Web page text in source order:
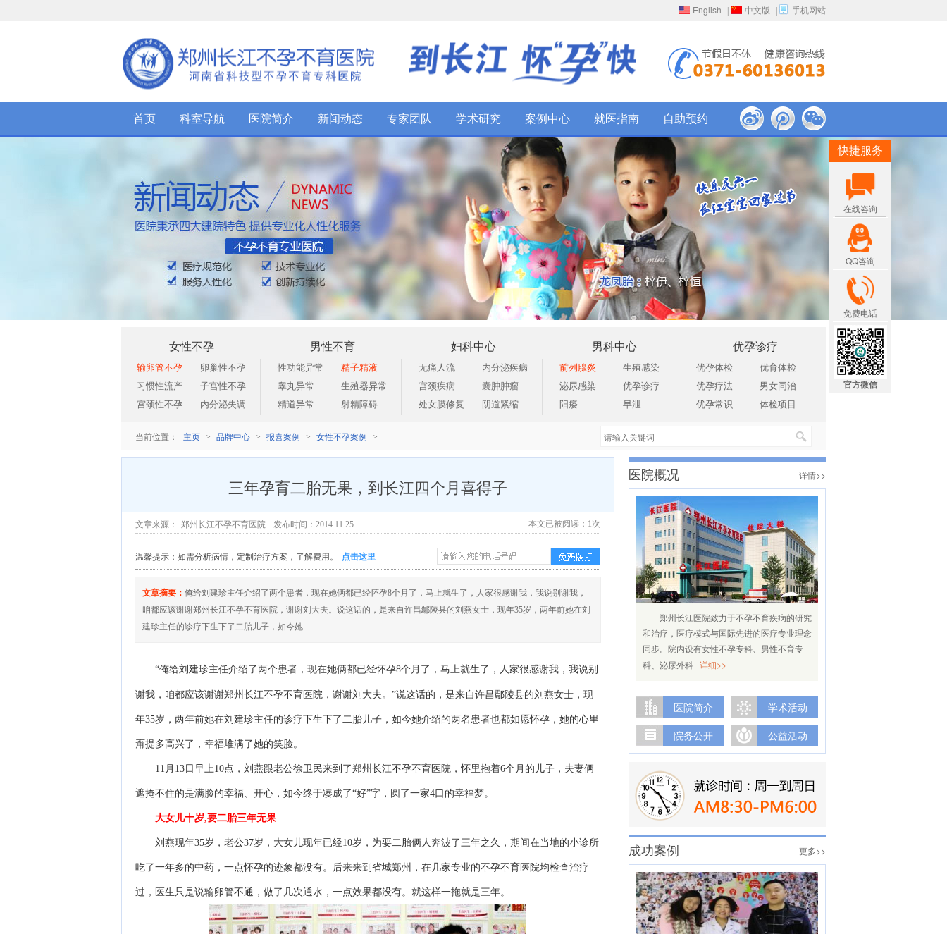
English 中文版 手机网站
首页 科室导航 医院简介 新闻动态 专家团队 学术研究 案例中心 就医指南 自助预约
女性不孕
输卵管不孕
卵巢性不孕
习惯性流产
子宫性不孕
宫颈性不孕
内分泌失调
男性不育
性功能异常
精子精液
睾丸异常
生殖器异常
精道异常
射精障碍
妇科中心
无痛人流
内分泌疾病
宫颈疾病
囊肿肿瘤
处女膜修复
阴道紧缩
男科中心
前列腺炎
生殖感染
泌尿感染
优孕诊疗
阳痿
早泄
优孕诊疗
优孕体检
优育体检
优孕疗法
男女同治
优孕常识
体检项目
当前位置： 主页 > 品牌中心 > 报喜案例 > 女性不孕案例 >
三年孕育二胎无果，到长江四个月喜得子
本文已被阅读：1次
文章来源： 郑州长江不孕不育医院 发布时间：2014.11.25
温馨提示：如需分析病情，定制治疗方案，了解费用。 点击这里
文章摘要： 俺给刘建珍主任介绍了两个患者，现在她俩都已经怀孕8个月了，马上就生了，人家很感谢我，我说别谢我，
咱都应该谢谢郑州长江不孕不育医院，谢谢刘大夫。说这话的，是来自许昌鄢陵县的刘燕女士，现年35岁，两年前她在刘
建珍主任的诊疗下生下了二胎儿子，如今她
“俺给刘建珍主任介绍了两个患者，现在她俩都已经怀孕8个月了，马上就生了，人家很感谢我，我说别
谢我，咱都应该谢谢郑州长江不孕不育医院 ，谢谢刘大夫。”说这话的，是来自许昌鄢陵县的刘燕女士，现
年35岁，两年前她在刘建珍主任的诊疗下生下了二胎儿子，如今她介绍的两名患者也都如愿怀孕，她的心里
甭提多高兴了，幸福堆满了她的笑脸。
11月13日早上10点，刘燕跟老公徐卫民来到了郑州长江不孕不育医院，怀里抱着6个月的儿子，夫妻俩
遮掩不住的是满脸的幸福、开心，如今终于凑成了“好”字，圆了一家4口的幸福梦。
大女儿十岁,要二胎三年无果
刘燕现年35岁，老公37岁，大女儿现年已经10岁，为要二胎俩人奔波了三年之久，期间在当地的小诊所
吃了一年多的中药，一点怀孕的迹象都没有。后来来到省城郑州，在几家专业的不孕不育医院均检查治疗
过，医生只是说输卵管不通，做了几次通水，一点效果都没有。就这样一拖就是三年。
详情>>
医院概况
郑州长江医院致力于不孕不育疾病的研究
和治疗，医疗模式与国际先进的医疗专业理念
同步。院内设有女性不孕专科、男性不育专
科、泌尿外科...详细>>
医院简介
学术活动
院务公开
公益活动
更多>>
成功案例
快捷服务
在线咨询
QQ咨询
免费电话
官方微信